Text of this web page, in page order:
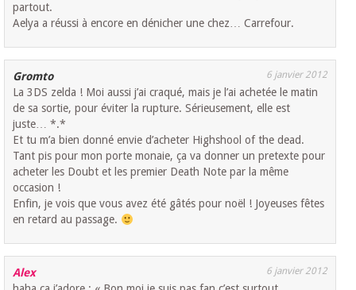
partout.
Aelya a réussi à encore en dénicher une chez… Carrefour.
Gromto 6 janvier 2012
La 3DS zelda ! Moi aussi j’ai craqué, mais je l’ai achetée le matin
de sa sortie, pour éviter la rupture. Sérieusement, elle est
juste… *.*
Et tu m’a bien donné envie d’acheter Highshool of the dead.
Tant pis pour mon porte monaie, ça va donner un pretexte pour
acheter les Doubt et les premier Death Note par la même
occasion !
Enfin, je vois que vous avez été gâtés pour noël ! Joyeuses fêtes
en retard au passage.
Alex 6 janvier 2012